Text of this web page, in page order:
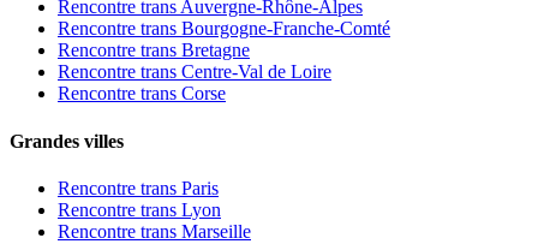
Rencontre trans Auvergne-Rhône-Alpes
Rencontre trans Bourgogne-Franche-Comté
Rencontre trans Bretagne
Rencontre trans Centre-Val de Loire
Rencontre trans Corse
Grandes villes
Rencontre trans Paris
Rencontre trans Lyon
Rencontre trans Marseille